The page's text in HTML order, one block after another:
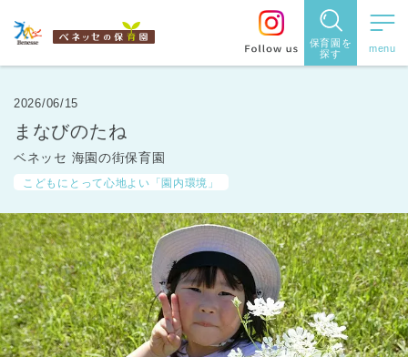
保育園を
探す
保育園を探す
名から探
す
都道府県
2026/06/15
まなびのたね
ベネッセ 海園の街保育園
こどもにとって心地よい「園内環境」